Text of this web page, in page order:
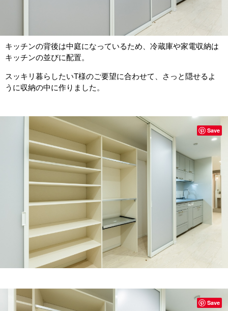
キッチンの背後は中庭になっているため、冷蔵庫や家電収納は
キッチンの並びに配置。
スッキリ暮らしたいT様のご要望に合わせて、さっと隠せるよ
うに収納の中に作りました。
Save
Save